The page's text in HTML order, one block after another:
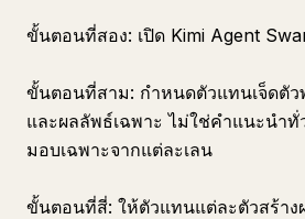
ขั้นตอนที่สอง: เปิด Kimi Agent
ขั้นตอนที่สาม: กำหนดตัวแทนเจ็ดตัว
และผลลัพธ์เฉพาะ ไม่ใช่คำแนะนำทั่
มอบเฉพาะจากแต่ละเลน
ขั้นตอนที่สี่: ให้ตัวแทนแต่ละตัวสร้าง